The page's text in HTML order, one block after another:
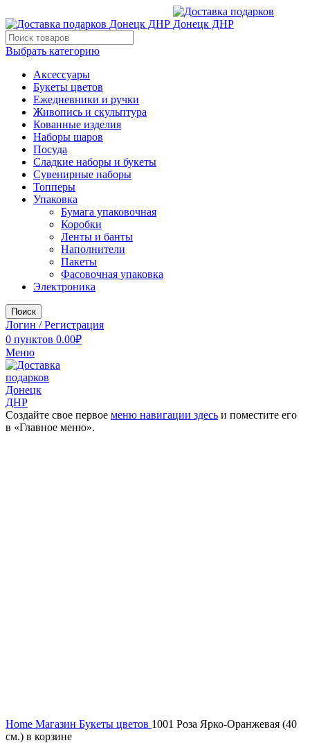
Выбрать категорию
Аксессуары
Букеты цветов
Ежедневники и ручки
Живопись и скульптура
Кованные изделия
Наборы шаров
Посуда
Сладкие наборы и букеты
Сувенирные наборы
Топперы
Упаковка
Бумага упаковочная
Коробки
Ленты и банты
Наполнители
Пакеты
Фасовочная упаковка
Электроника
Поиск
Логин / Регистрация
0 пунктов 0.00₽
Меню
Создайте свое первое меню навигации здесь и поместите его
в «Главное меню».
Home Магазин Букеты цветов 1001 Роза Ярко-Оранжевая (40
см.) в корзине